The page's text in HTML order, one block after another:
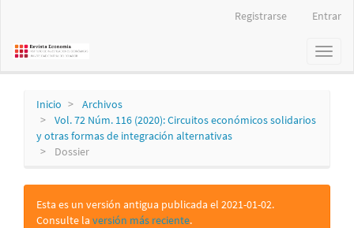
principal
Registrarse Entrar
Toggle
Inicio
Archivos
Vol. 72 Núm. 116 (2020): Circuitos económicos solidarios
y otras formas de integración alternativas
Dossier
Esta es un versión antigua publicada el 2021-01-02.
Consulte la versión más reciente.